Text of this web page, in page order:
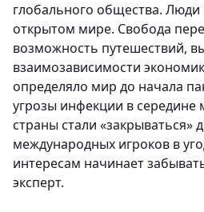
глобального общества.
открытом мире. Свобода
возможность путешествий,
взаимозависимости
определяло мир до начала
угрозы инфекции в середине
страны стали «закрываться»
международных игроков в
интересам начинает
эксперт.